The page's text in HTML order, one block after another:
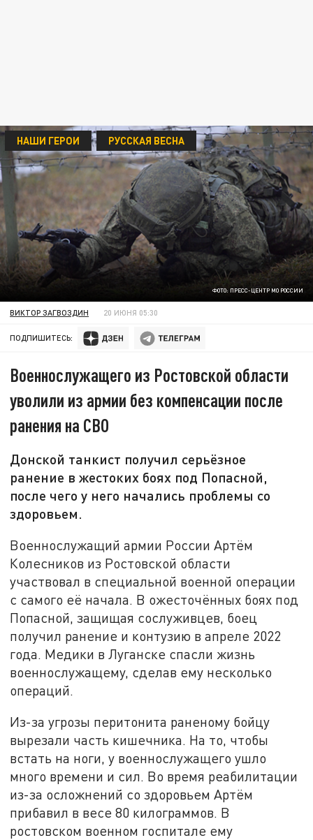
ФОТО: ПРЕСС-ЦЕНТР МО РОССИИ
НАШИ ГЕРОИ РУССКАЯ ВЕСНА
ВИКТОР ЗАГВОЗДИН 20 ИЮНЯ 05:30
ПОДПИШИТЕСЬ:
Военнослужащего из Ростовской области
уволили из армии без компенсации после
ранения на СВО
Донской танкист получил серьёзное
ранение в жестоких боях под Попасной,
после чего у него начались проблемы со
здоровьем.
Военнослужащий армии России Артём
Колесников из Ростовской области
участвовал в специальной военной операции
с самого её начала. В ожесточённых боях под
Попасной, защищая сослуживцев, боец
получил ранение и контузию в апреле 2022
года. Медики в Луганске спасли жизнь
военнослужащему, сделав ему несколько
операций.
Из-за угрозы перитонита раненому бойцу
вырезали часть кишечника. На то, чтобы
встать на ноги, у военнослужащего ушло
много времени и сил. Во время реабилитации
из-за осложнений со здоровьем Артём
прибавил в весе 80 килограммов. В
ростовском военном госпитале ему